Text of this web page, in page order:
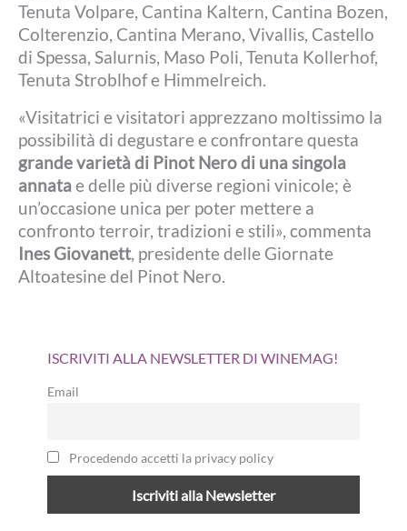
Tenuta Volpare, Cantina Kaltern, Cantina Bozen,
Colterenzio, Cantina Merano, Vivallis, Castello
di Spessa, Salurnis, Maso Poli, Tenuta Kollerhof,
Tenuta Stroblhof e Himmelreich.
«Visitatrici e visitatori apprezzano moltissimo la
possibilità di degustare e confrontare questa
grande varietà di Pinot Nero di una singola
annatae delle più diverse regioni vinicole; è
un’occasione unica per poter mettere a
confronto terroir, tradizioni e stili», commenta
Ines Giovanett, presidente delle Giornate
Altoatesine del Pinot Nero.
ISCRIVITI ALLA NEWSLETTER DI WINEMAG!
Email
Procedendo accetti la privacy policy